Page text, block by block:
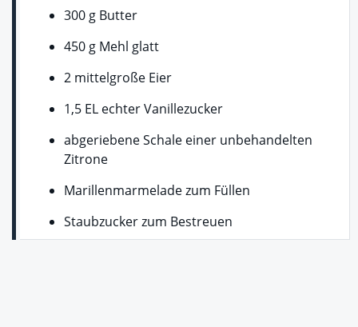
300 g Butter
450 g Mehl glatt
2 mittelgroße Eier
1,5 EL echter Vanillezucker
abgeriebene Schale einer unbehandelten
Zitrone
Marillenmarmelade zum Füllen
Staubzucker zum Bestreuen